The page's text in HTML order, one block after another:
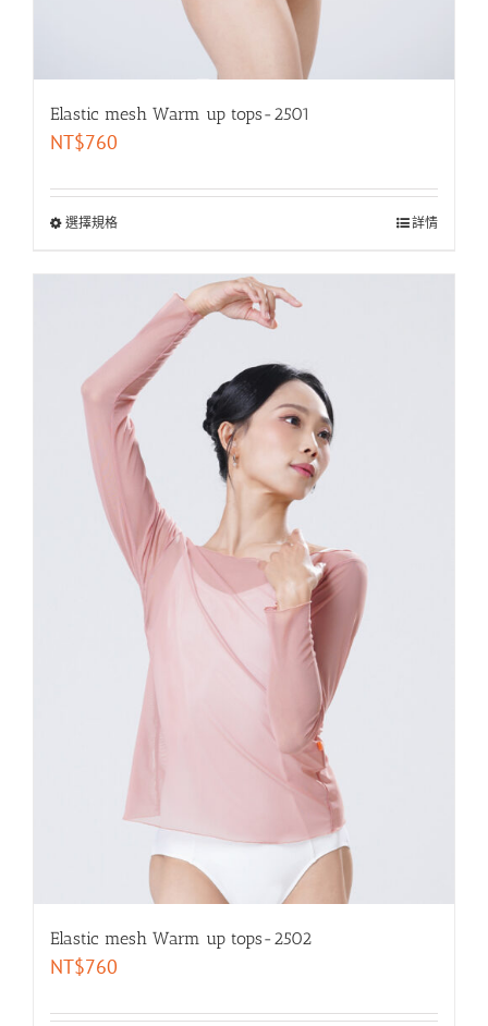
Elastic mesh Warm up tops-2501
NT$760
選擇規格 詳情
Elastic mesh Warm up tops-2502
NT$760